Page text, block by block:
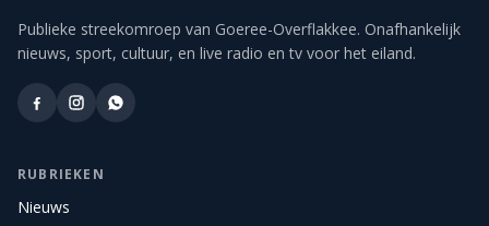
Publieke streekomroep van Goeree-Overflakkee. Onafhankelijk
nieuws, sport, cultuur, en live radio en tv voor het eiland.
RUBRIEKEN
Nieuws